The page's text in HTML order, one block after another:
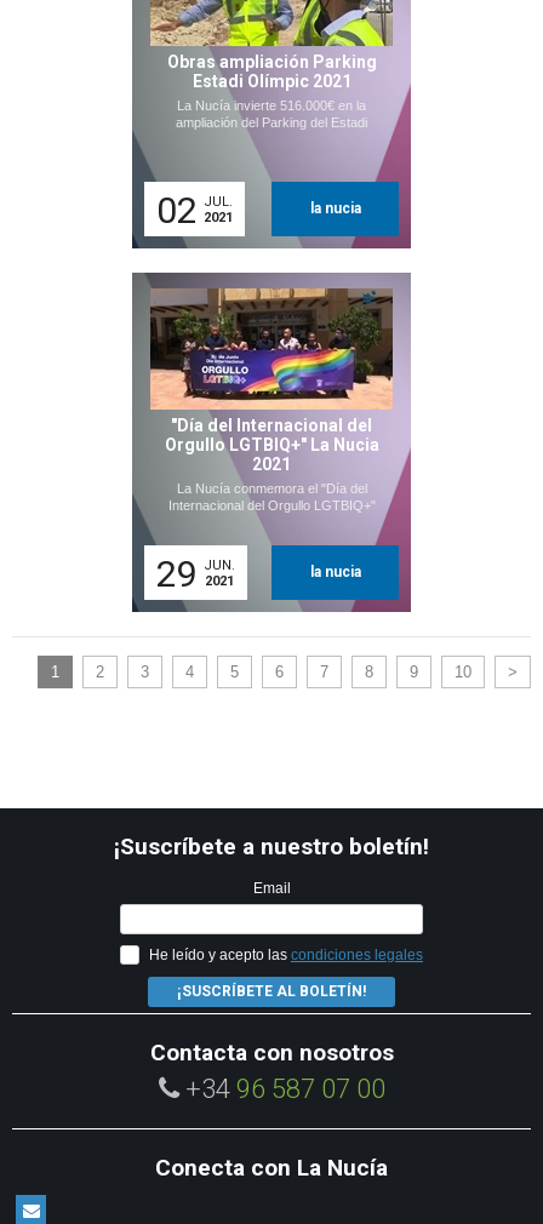
Obras ampliación Parking
Estadi Olímpic 2021
La Nucía invierte 516.000€ en la
ampliación del Parking del Estadi
02
JUL.
2021
la nucia
"Día del Internacional del
Orgullo LGTBIQ+" La Nucia
2021
La Nucía conmemora el "Día del
Internacional del Orgullo LGTBIQ+"
29
JUN.
2021
la nucia
1 2 3 4 5 6 7 8 9 10 >
¡Suscríbete a nuestro boletín!
Email
He leído y acepto las condiciones legales
¡SUSCRÍBETE AL BOLETÍN!
Contacta con nosotros
+34 96 587 07 00
Conecta con La Nucía